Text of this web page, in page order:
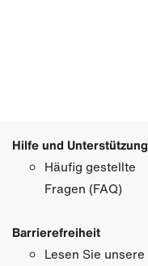
Hilfe und Unterstützung
Häufig gestellte
Fragen (FAQ)
Barrierefreiheit
Lesen Sie unsere